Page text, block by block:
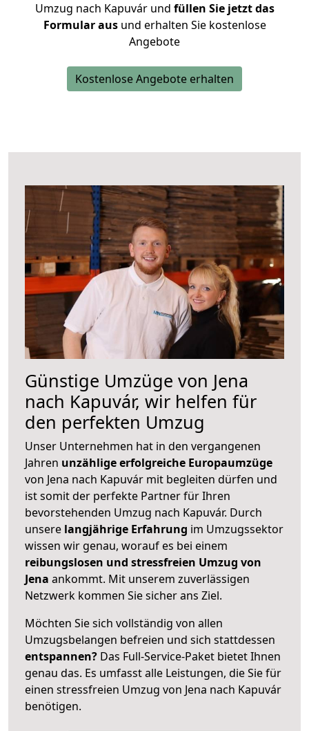
Umzug nach Kapuvár und füllen Sie jetzt das
Formular ausund erhalten Sie kostenlose
Angebote
Kostenlose Angebote erhalten
Günstige Umzüge von Jena
nach Kapuvár, wir helfen für
den perfekten Umzug
Unser Unternehmen hat in den vergangenen
Jahren unzählige erfolgreiche Europaumzüge
von Jena nach Kapuvár mit begleiten dürfen und
ist somit der perfekte Partner für Ihren
bevorstehenden Umzug nach Kapuvár. Durch
unsere langjährige Erfahrung im Umzugssektor
wissen wir genau, worauf es bei einem
reibungslosen und stressfreien Umzug von
Jena ankommt. Mit unserem zuverlässigen
Netzwerk kommen Sie sicher ans Ziel.
Möchten Sie sich vollständig von allen
Umzugsbelangen befreien und sich stattdessen
entspannen? Das Full-Service-Paket bietet Ihnen
genau das. Es umfasst alle Leistungen, die Sie für
einen stressfreien Umzug von Jena nach Kapuvár
benötigen.